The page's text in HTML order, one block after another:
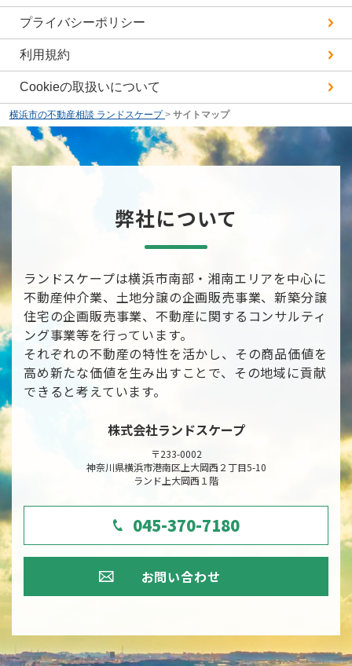
プライバシーポリシー
利用規約
Cookieの取扱いについて
横浜市の不動産相談 ランドスケープ > サイトマップ
弊社について
ランドスケープは横浜市南部・湘南エリアを中心に
不動産仲介業、土地分譲の企画販売事業、新築分譲
住宅の企画販売事業、不動産に関するコンサルティ
ング事業等を行っています。
それぞれの不動産の特性を活かし、その商品価値を
高め新たな価値を生み出すことで、その地域に貢献
できると考えています。
株式会社ランドスケープ
〒233-0002
神奈川県横浜市港南区上大岡西２丁目5-10
ランド上大岡西１階
045-370-7180
お問い合わせ